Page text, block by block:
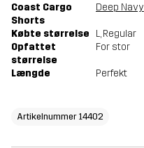
Coast Cargo
Shorts
Deep Navy
Købte størrelse L, Regular
Opfattet
størrelse
For stor
Længde Perfekt
Artikelnummer 14402